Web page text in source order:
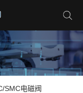
SMC电磁阀